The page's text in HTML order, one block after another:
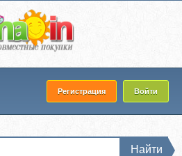
Регистрация Войти
Найти